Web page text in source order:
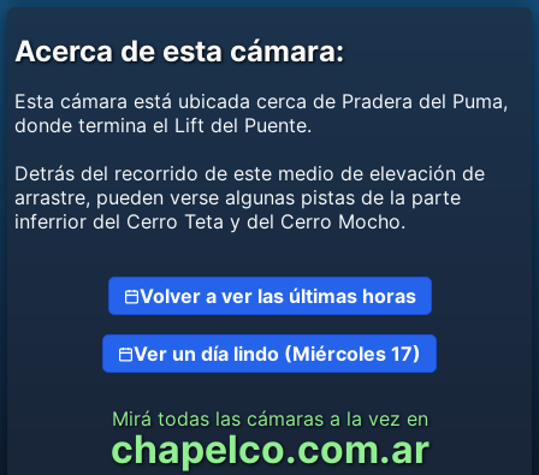
Acerca de esta cámara:
Esta cámara está ubicada cerca de Pradera del Puma,
donde termina el Lift del Puente.
Detrás del recorrido de este medio de elevación de
arrastre, pueden verse algunas pistas de la parte
inferrior del Cerro Teta y del Cerro Mocho.
Volver a ver las últimas horas
Ver un día lindo (Miércoles 17)
Mirá todas las cámaras a la vez en
chapelco.com.ar